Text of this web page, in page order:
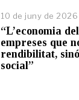
10 de juny de 2026
“L’economia
empreses que
rendibilitat,
social”